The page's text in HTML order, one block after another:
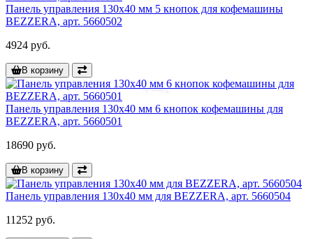
Панель управления 130x40 мм 5 кнопок для кофемашины
BEZZERA, арт. 5660502
4924 руб.
В корзину
Панель управления 130x40 мм 6 кнопок кофемашины для
BEZZERA, арт. 5660501
18690 руб.
В корзину
Панель управления 130x40 мм для BEZZERA, арт. 5660504
11252 руб.